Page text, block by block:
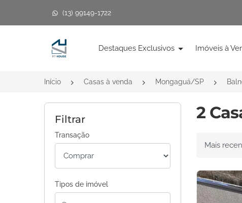
(13) 99149-1722
Página inicial
Destaques Exclusivos Imóveis à
Início Casas à venda Mongaguá/SP
Filtrar
Transação
Tipos de imóvel
2
Ordenar por